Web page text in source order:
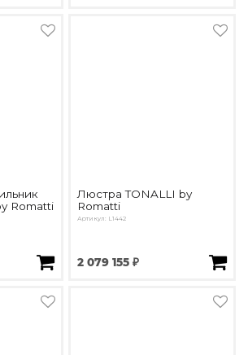
Romatti
Люстра TONALLI by
Romatti
Артикул: L1442
2 079 155 ₽